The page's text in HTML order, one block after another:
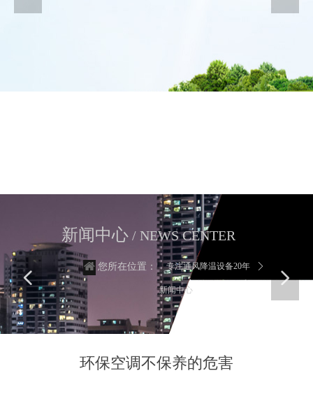
环保空调不保养的危害
新闻中心 / NEWS CENTER
专注通风降温设备20年 ꄲ
新闻中心
您所在位置：
넳 넲